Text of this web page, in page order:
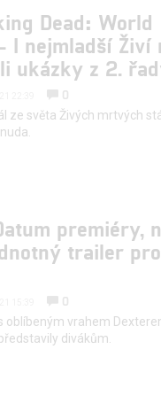
Dead: World
I nejmladší
ukázky z 2.
0
ze světa Živých mrtvých
premiéry,
trailer
0
oblíbeným vrahem
divákům.